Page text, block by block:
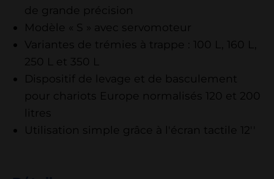
de grande précision
Modèle « S » avec servomoteur
Variantes de trémies à trappe : 100 L, 160 L,
250 L et 350 L
Dispositif de levage et de basculement
pour chariots Europe normalisés 120 et 200
litres
Utilisation simple grâce à l'écran tactile 12''